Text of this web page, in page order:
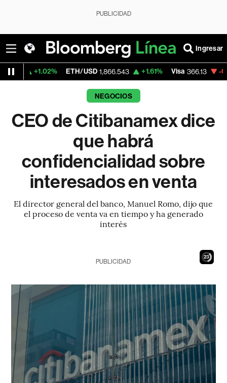
PUBLICIDAD
Ingresar
ETH/USD 1,866.543 +1.61% Visa 366.13 -0.04%
NEGOCIOS
CEO de Citibanamex dice
que habrá
confidencialidad sobre
interesados en venta
El director general del banco, Manuel Romo, dijo que
el proceso de venta va en tiempo y ha generado
interés
21
PUBLICIDAD